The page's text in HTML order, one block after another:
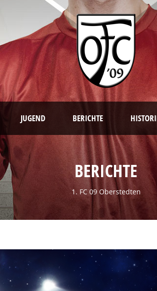
JUGEND BERICHTE
BERICHTE
1. FC 09 Oberstedten